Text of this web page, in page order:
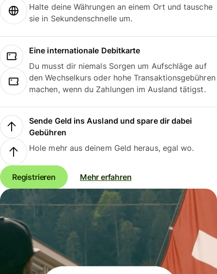
Halte deine Währungen an einem Ort und tausche
sie in Sekundenschnelle um.
Eine internationale Debitkarte
Du musst dir niemals Sorgen um Aufschläge auf
den Wechselkurs oder hohe Transaktionsgebühren
machen, wenn du Zahlungen im Ausland tätigst.
Sende Geld ins Ausland und spare dir dabei
Gebühren
Hole mehr aus deinem Geld heraus, egal wo.
Registrieren Mehr erfahren